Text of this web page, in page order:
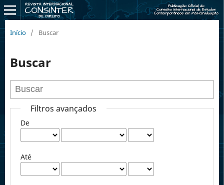
Início / Buscar
Buscar
Filtros avançados
De
Até